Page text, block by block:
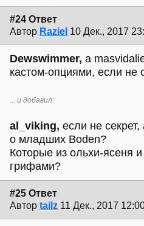
#24 Ответ
Автор Raziel 10 Дек., 2017
Dewswimmer, а
кастом-опциями, если не
... и добавил:
al_viking, если не
о младших Boden?
Которые из ольхи-ясеня
грифами?
#25 Ответ
Автор tailz 11 Дек., 2017